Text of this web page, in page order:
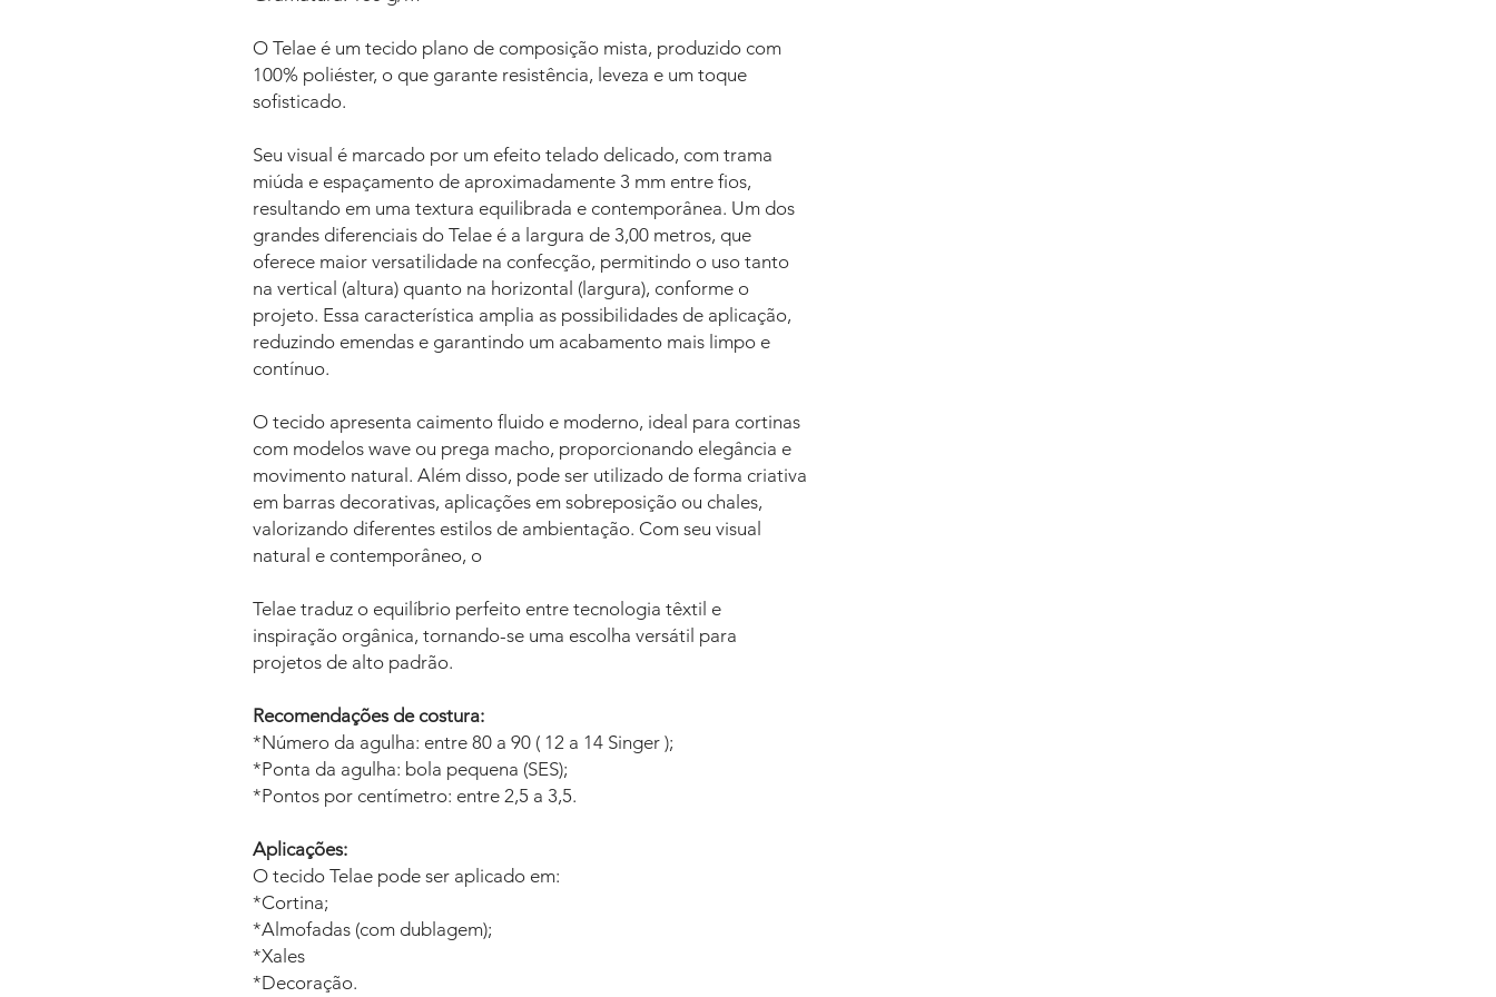
O Telae é um tecido plano de composição mista, produzido com
100% poliéster, o que garante resistência, leveza e um toque
sofisticado.
Seu visual é marcado por um efeito telado delicado, com trama
miúda e espaçamento de aproximadamente 3 mm entre fios,
resultando em uma textura equilibrada e contemporânea. Um dos
grandes diferenciais do Telae é a largura de 3,00 metros, que
oferece maior versatilidade na confecção, permitindo o uso tanto
na vertical (altura) quanto na horizontal (largura), conforme o
projeto. Essa característica amplia as possibilidades de aplicação,
reduzindo emendas e garantindo um acabamento mais limpo e
contínuo.
O tecido apresenta caimento fluido e moderno, ideal para cortinas
com modelos wave ou prega macho, proporcionando elegância e
movimento natural. Além disso, pode ser utilizado de forma criativa
em barras decorativas, aplicações em sobreposição ou chales,
valorizando diferentes estilos de ambientação. Com seu visual
natural e contemporâneo, o
Telae traduz o equilíbrio perfeito entre tecnologia têxtil e
inspiração orgânica, tornando-se uma escolha versátil para
projetos de alto padrão.
Recomendações de costura:
*Número da agulha: entre 80 a 90 ( 12 a 14 Singer );
*Ponta da agulha: bola pequena (SES);
*Pontos por centímetro: entre 2,5 a 3,5.
Aplicações:
O tecido Telae pode ser aplicado em:
*Cortina;
*Almofadas (com dublagem);
*Xales
*Decoração.